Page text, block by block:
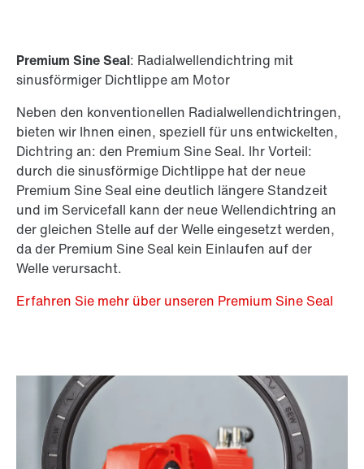
Premium Sine Seal: Radialwellendichtring mit
sinusförmiger Dichtlippe am Motor
Neben den konventionellen Radialwellendichtringen,
bieten wir Ihnen einen, speziell für uns entwickelten,
Dichtring an: den Premium Sine Seal. Ihr Vorteil:
durch die sinusförmige Dichtlippe hat der neue
Premium Sine Seal eine deutlich längere Standzeit
und im Servicefall kann der neue Wellendichtring an
der gleichen Stelle auf der Welle eingesetzt werden,
da der Premium Sine Seal kein Einlaufen auf der
Welle verursacht.
Erfahren Sie mehr über unseren Premium Sine Seal